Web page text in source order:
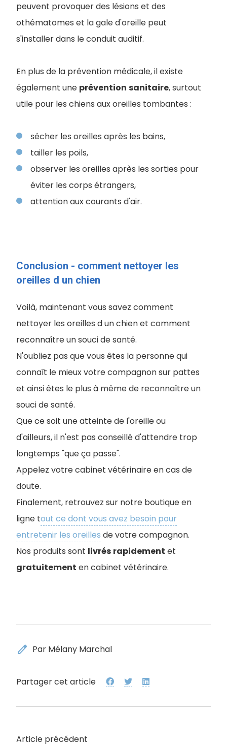
peuvent provoquer des lésions et des
othématomes et la gale d'oreille peut
s'installer dans le conduit auditif.
En plus de la prévention médicale, il existe
également une prévention sanitaire, surtout
utile pour les chiens aux oreilles tombantes :
sécher les oreilles après les bains,
tailler les poils,
observer les oreilles après les sorties pour
éviter les corps étrangers,
attention aux courants d'air.
Conclusion - comment nettoyer les
oreilles d un chien
Voilà, maintenant vous savez comment
nettoyer les oreilles d un chien et comment
reconnaître un souci de santé.
N'oubliez pas que vous êtes la personne qui
connaît le mieux votre compagnon sur pattes
et ainsi êtes le plus à même de reconnaître un
souci de santé.
Que ce soit une atteinte de l'oreille ou
d'ailleurs, il n'est pas conseillé d'attendre trop
longtemps "que ça passe".
Appelez votre cabinet vétérinaire en cas de
doute.
Finalement, retrouvez sur notre boutique en
ligne tout ce dont vous avez besoin pour
entretenir les oreilles de votre compagnon.
Nos produits sont livrés rapidement et
gratuitement en cabinet vétérinaire.
edit Par Mélany Marchal
Partager cet article
Article précédent